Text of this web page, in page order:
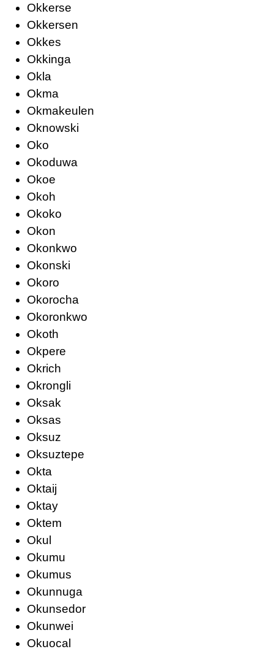
Okkerse
Okkersen
Okkes
Okkinga
Okla
Okma
Okmakeulen
Oknowski
Oko
Okoduwa
Okoe
Okoh
Okoko
Okon
Okonkwo
Okonski
Okoro
Okorocha
Okoronkwo
Okoth
Okpere
Okrich
Okrongli
Oksak
Oksas
Oksuz
Oksuztepe
Okta
Oktaij
Oktay
Oktem
Okul
Okumu
Okumus
Okunnuga
Okunsedor
Okunwei
Okuocal